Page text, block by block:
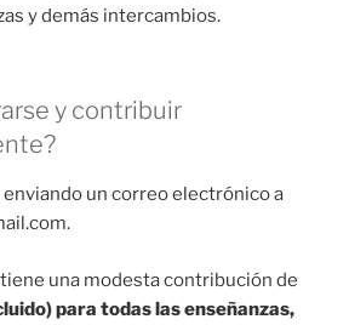
y demás intercambios.
y contribuir
un correo electrónico a
una modesta contribución de
para todas las enseñanzas,